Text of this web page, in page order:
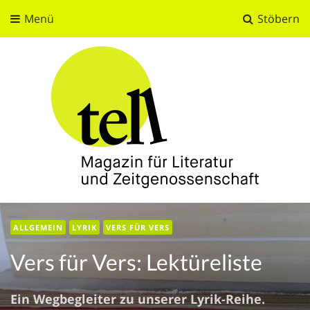
Stöbern
Menü
tell
Magazin für Literatur und Zeitgenossenschaft
ALLGEMEIN LYRIK VERS FÜR VERS
Vers für Vers: Lektüreliste
Ein Wegbegleiter zu unserer Lyrik-Reihe.